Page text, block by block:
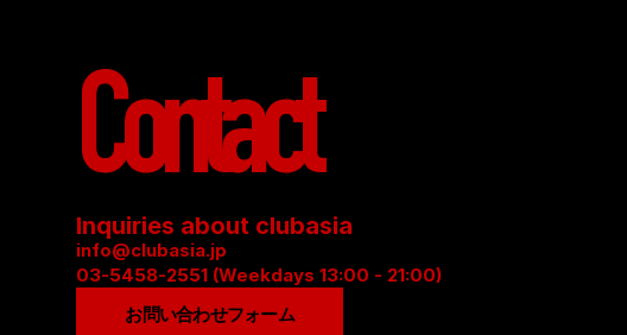
Contact
Inquiries about clubasia
info@clubasia.jp
03-5458-2551 (Weekdays 13:00 - 21:00)
お問い合わせフォーム